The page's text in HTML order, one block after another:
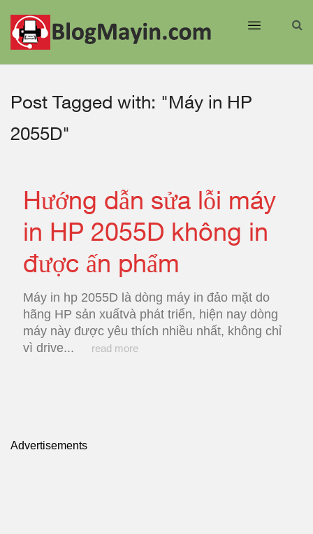
Post Tagged with: "Máy in HP
2055D"
Hướng dẫn sửa lỗi máy
in HP 2055D không in
được ấn phẩm
Máy in hp 2055D là dòng máy in đảo mặt do
hãng HP sản xuấtvà phát triển, hiện nay dòng
máy này được yêu thích nhiều nhất, không chỉ
vì drive...
read more
Advertisements